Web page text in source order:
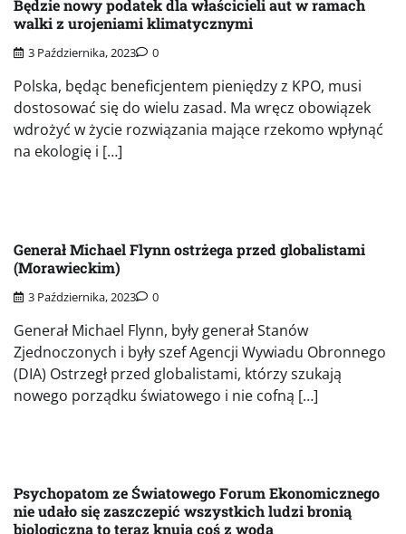
Będzie nowy podatek dla właścicieli aut w ramach
walki z urojeniami klimatycznymi
3 Października, 2023 0
Polska, będąc beneficjentem pieniędzy z KPO, musi
dostosować się do wielu zasad. Ma wręcz obowiązek
wdrożyć w życie rozwiązania mające rzekomo wpłynąć
na ekologię i […]
Generał Michael Flynn ostrżega przed globalistami
(Morawieckim)
3 Października, 2023 0
Generał Michael Flynn, były generał Stanów
Zjednoczonych i były szef Agencji Wywiadu Obronnego
(DIA) Ostrzegł przed globalistami, którzy szukają
nowego porządku światowego i nie cofną […]
Psychopatom ze Światowego Forum Ekonomicznego
nie udało się zaszczepić wszystkich ludzi bronią
biologiczną to teraz knują coś z wodą